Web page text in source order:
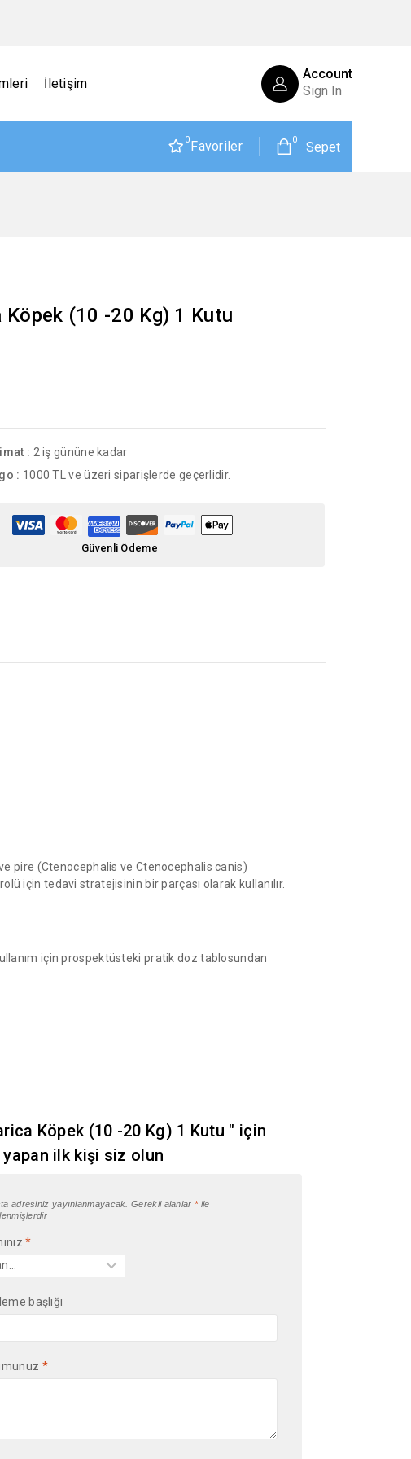
İletişim
Account
Sign In
0Favoriler 0 Sepet
Köpek (10 -20 Kg) 1 Kutu
: 2 iş gününe kadar
: 1000 TL ve üzeri siparişlerde geçerlidir.
Güvenli Ödeme
pire (Ctenocephalis ve Ctenocephalis canis)
için tedavi stratejisinin bir parçası olarak kullanılır.
için prospektüsteki pratik doz tablosundan
Köpek (10 -20 Kg) 1 Kutu " için
ilk kişi siz olun
adresiniz yayınlanmayacak. Gerekli alanlar *ile
*
başlığı
*